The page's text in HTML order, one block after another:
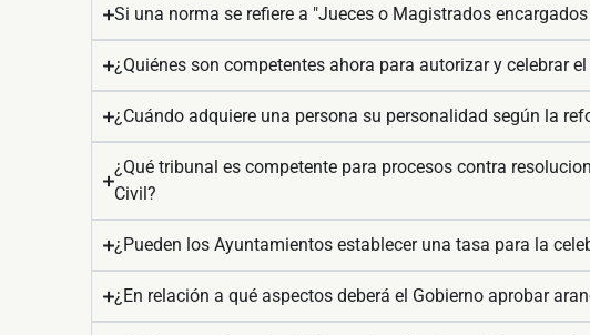
Si una norma se refiere a "Jueces o Magistrados
¿Quiénes son competentes ahora para autorizar y celebrar
¿Cuándo adquiere una persona su personalidad según la
¿Qué tribunal es competente para procesos contra
Civil?
¿Pueden los Ayuntamientos establecer una tasa para la
¿En relación a qué aspectos deberá el Gobierno aprobar